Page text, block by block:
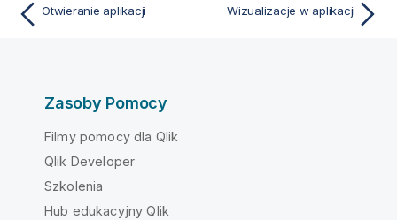
Otwieranie aplikacji Wizualizacje w aplikacji
Zasoby Pomocy
Filmy pomocy dla Qlik
Qlik Developer
Szkolenia
Hub edukacyjny Qlik